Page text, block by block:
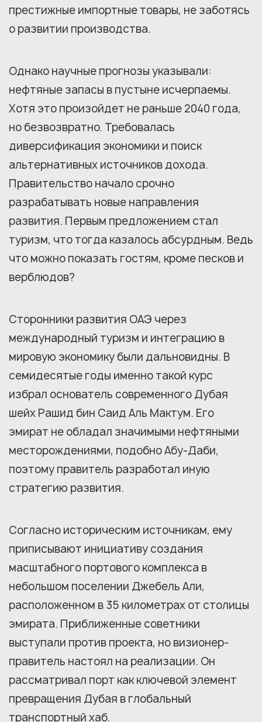
престижные импортные товары, не заботясь
о развитии производства.
Однако научные прогнозы указывали:
нефтяные запасы в пустыне исчерпаемы.
Хотя это произойдет не раньше 2040 года,
но безвозвратно. Требовалась
диверсификация экономики и поиск
альтернативных источников дохода.
Правительство начало срочно
разрабатывать новые направления
развития. Первым предложением стал
туризм, что тогда казалось абсурдным. Ведь
что можно показать гостям, кроме песков и
верблюдов?
Сторонники развития ОАЭ через
международный туризм и интеграцию в
мировую экономику были дальновидны. В
семидесятые годы именно такой курс
избрал основатель современного Дубая
шейх Рашид бин Саид Аль Мактум. Его
эмират не обладал значимыми нефтяными
месторождениями, подобно Абу-Даби,
поэтому правитель разработал иную
стратегию развития.
Согласно историческим источникам, ему
приписывают инициативу создания
масштабного портового комплекса в
небольшом поселении Джебель Али,
расположенном в 35 километрах от столицы
эмирата. Приближенные советники
выступали против проекта, но визионер-
правитель настоял на реализации. Он
рассматривал порт как ключевой элемент
превращения Дубая в глобальный
транспортный хаб.